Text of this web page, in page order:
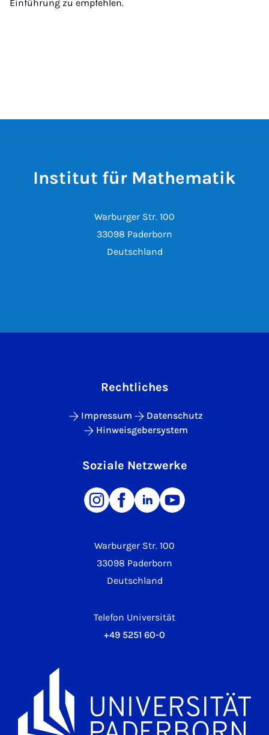
Einführung zu empfehlen.
Institut für Mathematik
Warburger Str. 100
33098 Paderborn
Deutschland
Warburger Str. 100
33098 Paderborn
Deutschland
Telefon Universität
+49 5251 60-0
Rechtliches
Impressum
Datenschutz
Hinweisgebersystem
Soziale Netzwerke